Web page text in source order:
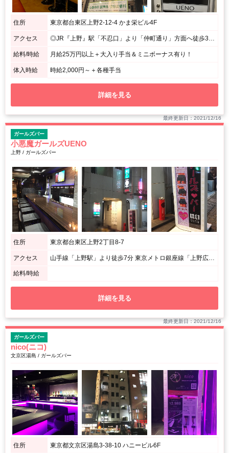
住所 東京都台東区上野2-12-4 かま栄ビル4F
アクセス
給料/時給 月給25万円以上＋大入り手当＆ミニボーナス有り！
体入時給 時給2,000円～＋各種手当
詳細を見る
最終更新日：2021/12/16
ガールズバー
小悪魔ガールズUENO
上野 / ガールズバー
住所 東京都台東区上野2丁目8-7
アクセス
給料/時給
詳細を見る
最終更新日：2021/12/16
ガールズバー
nico(ニコ)
文京区湯島 / ガールズバー
住所 東京都文京区湯島3-38-10 ハニービル6F